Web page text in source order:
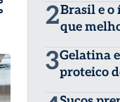
2Brasil e o
que
3Gelatina
proteico